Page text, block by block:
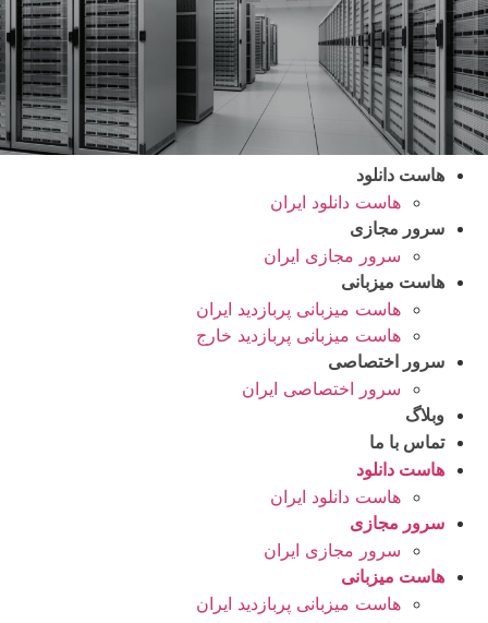
هاست دانلود
هاست دانلود ایران
سرور مجازی
سرور مجازی ایران
هاست میزبانی
هاست میزبانی پربازدید ایران
هاست میزبانی پربازدید خارج
سرور اختصاصی
سرور اختصاصی ایران
وبلاگ
تماس با ما
هاست دانلود
هاست دانلود ایران
سرور مجازی
سرور مجازی ایران
هاست میزبانی
هاست میزبانی پربازدید ایران